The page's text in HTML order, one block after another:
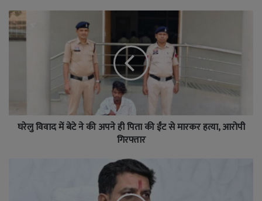
घरेलु विवाद में बेटे ने की अपने ही पिता की ईंट से मारकर हत्या, आरोपी
गिरफ्तार